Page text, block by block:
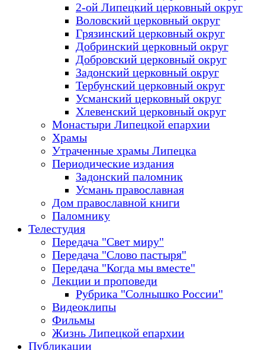
2-ой Липецкий церковный округ
Воловский церковный округ
Грязинский церковный округ
Добринский церковный округ
Добровский церковный округ
Задонский церковный округ
Тербунский церковный округ
Усманский церковный округ
Хлевенский церковный округ
Монастыри Липецкой епархии
Храмы
Утраченные храмы Липецка
Периодические издания
Задонский паломник
Усмань православная
Дом православной книги
Паломнику
Телестудия
Передача "Свет миру"
Передача "Слово пастыря"
Передача "Когда мы вместе"
Лекции и проповеди
Рубрика "Солнышко России"
Видеоклипы
Фильмы
Жизнь Липецкой епархии
Публикации